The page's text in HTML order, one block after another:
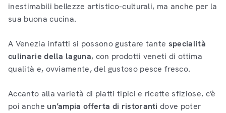
inestimabili bellezze artistico-culturali, ma anche per la
sua buona cucina.
A Venezia infatti si possono gustare tante specialità
culinarie della laguna, con prodotti veneti di ottima
qualità e, ovviamente, del gustoso pesce fresco.
Accanto alla varietà di piatti tipici e ricette sfiziose, c’è
poi anche un’ampia offerta di ristoranti dove poter